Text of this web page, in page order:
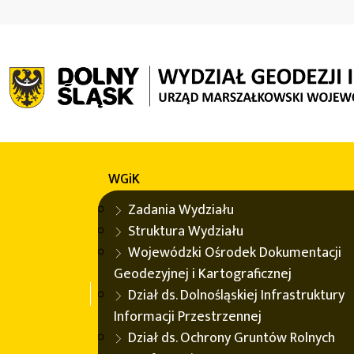
WGiK
Zadania Wydziału
Struktura Wydziału
Wojewódzki Ośrodek Dokumentacji
Geodezyjnej i Kartograficznej
Dział ds. Dolnośląskiej Infrastruktury
Informacji Przestrzennej
Dział ds. Ochrony Gruntów Rolnych
Ogłoszenie o zamówieniu publicznym na
rzeźbą terenu
Aktualności
Ogłoszenie o zamówieniu